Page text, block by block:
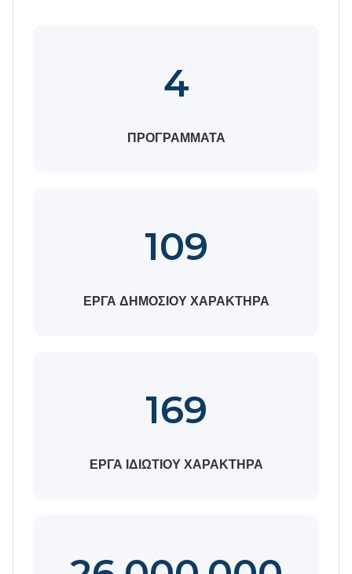
4
ΠΡΟΓΡΑΜΜΑΤΑ
109
ΕΡΓΑ ΔΗΜΟΣΙΟΥ ΧΑΡΑΚΤΗΡΑ
169
ΕΡΓΑ ΙΔΙΩΤΙΟΥ ΧΑΡΑΚΤΗΡΑ